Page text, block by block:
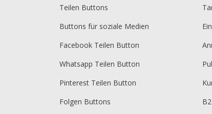
Teilen Buttons
Buttons für soziale Medien
Facebook Teilen Button
Whatsapp Teilen Button
Pinterest Teilen Button
Folgen Buttons